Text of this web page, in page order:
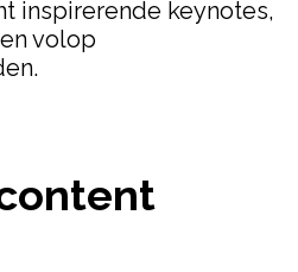
inspirerende keynotes,
volop